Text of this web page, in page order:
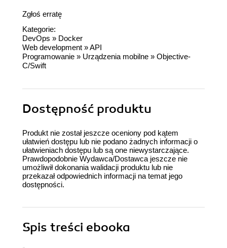
Zgłoś erratę
Kategorie:
DevOps » Docker
Web development »API
Programowanie » Urządzenia mobilne » Objective-
C/Swift
Dostępność produktu
Produkt nie został jeszcze oceniony pod kątem
ułatwień dostępu lub nie podano żadnych informacji o
ułatwieniach dostępu lub są one niewystarczające.
Prawdopodobnie Wydawca/Dostawca jeszcze nie
umożliwił dokonania walidacji produktu lub nie
przekazał odpowiednich informacji na temat jego
dostępności.
Spis treści ebooka